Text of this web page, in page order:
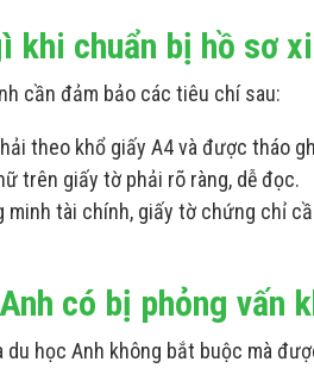
khi chuẩn bị hồ sơ
cần đảm bảo các tiêu chí sau:
theo khổ giấy A4 và được tháo
trên giấy tờ phải rõ ràng, dễ đọc.
minh tài chính, giấy tờ chứng chỉ
có bị phỏng vấn
du học Anh không bắt buộc mà